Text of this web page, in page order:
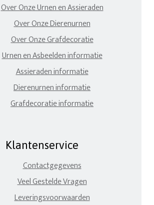
Over Onze Urnen en Assieraden
Over Onze Dierenurnen
Over Onze Grafdecoratie
Urnen en Asbeelden informatie
Assieraden informatie
Dierenurnen informatie
Grafdecoratie informatie
Klantenservice
Contactgegevens
Veel Gestelde Vragen
Leveringsvoorwaarden